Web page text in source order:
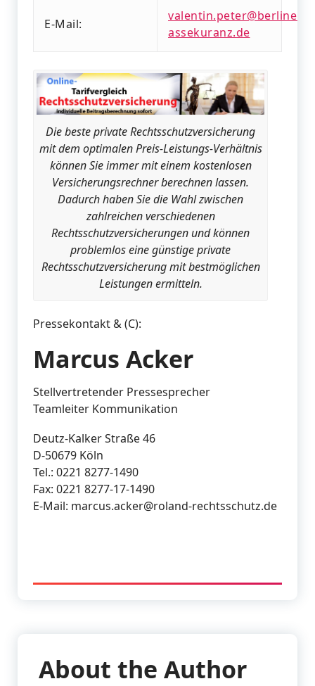
E-Mail:
valentin.peter@berliner-
assekuranz.de
Die beste private Rechtsschutzversicherung
mit dem optimalen Preis-Leistungs-Verhältnis
können Sie immer mit einem kostenlosen
Versicherungsrechner berechnen lassen.
Dadurch haben Sie die Wahl zwischen
zahlreichen verschiedenen
Rechtsschutzversicherungen und können
problemlos eine günstige private
Rechtsschutzversicherung mit bestmöglichen
Leistungen ermitteln.
Pressekontakt & (C):
Marcus Acker
Stellvertretender Pressesprecher
Teamleiter Kommunikation
Deutz-Kalker Straße 46
D-50679 Köln
Tel.: 0221 8277-1490
Fax: 0221 8277-17-1490
E-Mail: marcus.acker@roland-rechtsschutz.de
About the Author